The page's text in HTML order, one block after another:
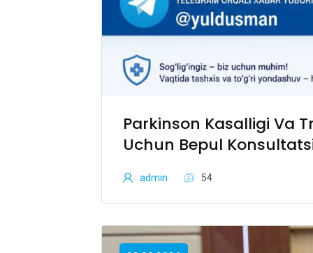
Parkinson Kasalligi Va
Uchun Bepul
admin 54